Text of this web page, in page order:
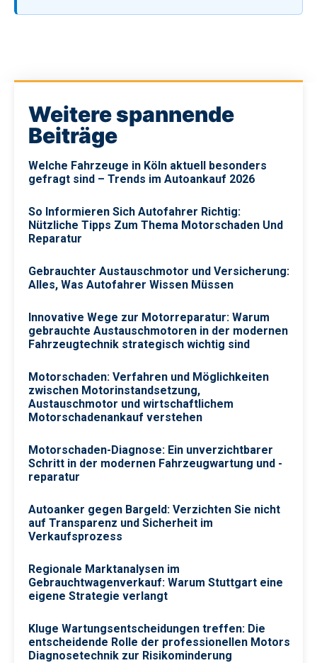
Weitere spannende
Beiträge
Welche Fahrzeuge in Köln aktuell besonders
gefragt sind – Trends im Autoankauf 2026
So Informieren Sich Autofahrer Richtig:
Nützliche Tipps Zum Thema Motorschaden Und
Reparatur
Gebrauchter Austauschmotor und Versicherung:
Alles, Was Autofahrer Wissen Müssen
Innovative Wege zur Motorreparatur: Warum
gebrauchte Austauschmotoren in der modernen
Fahrzeugtechnik strategisch wichtig sind
Motorschaden: Verfahren und Möglichkeiten
zwischen Motorinstandsetzung,
Austauschmotor und wirtschaftlichem
Motorschadenankauf verstehen
Motorschaden-Diagnose: Ein unverzichtbarer
Schritt in der modernen Fahrzeugwartung und -
reparatur
Autoanker gegen Bargeld: Verzichten Sie nicht
auf Transparenz und Sicherheit im
Verkaufsprozess
Regionale Marktanalysen im
Gebrauchtwagenverkauf: Warum Stuttgart eine
eigene Strategie verlangt
Kluge Wartungsentscheidungen treffen: Die
entscheidende Rolle der professionellen Motors
Diagnosetechnik zur Risikominderung